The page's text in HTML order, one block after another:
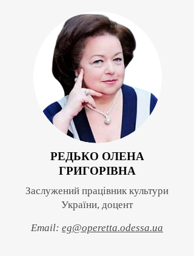
РЕДЬКО ОЛЕНА
ГРИГОРІВНА
Заслужений працівник культури
України, доцент
Email: eg@operetta.odessa.ua